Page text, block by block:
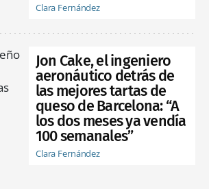
Clara Fernández
Jon Cake, el ingeniero
aeronáutico detrás de
las mejores tartas de
queso de Barcelona: “A
los dos meses ya vendía
100 semanales”
Clara Fernández